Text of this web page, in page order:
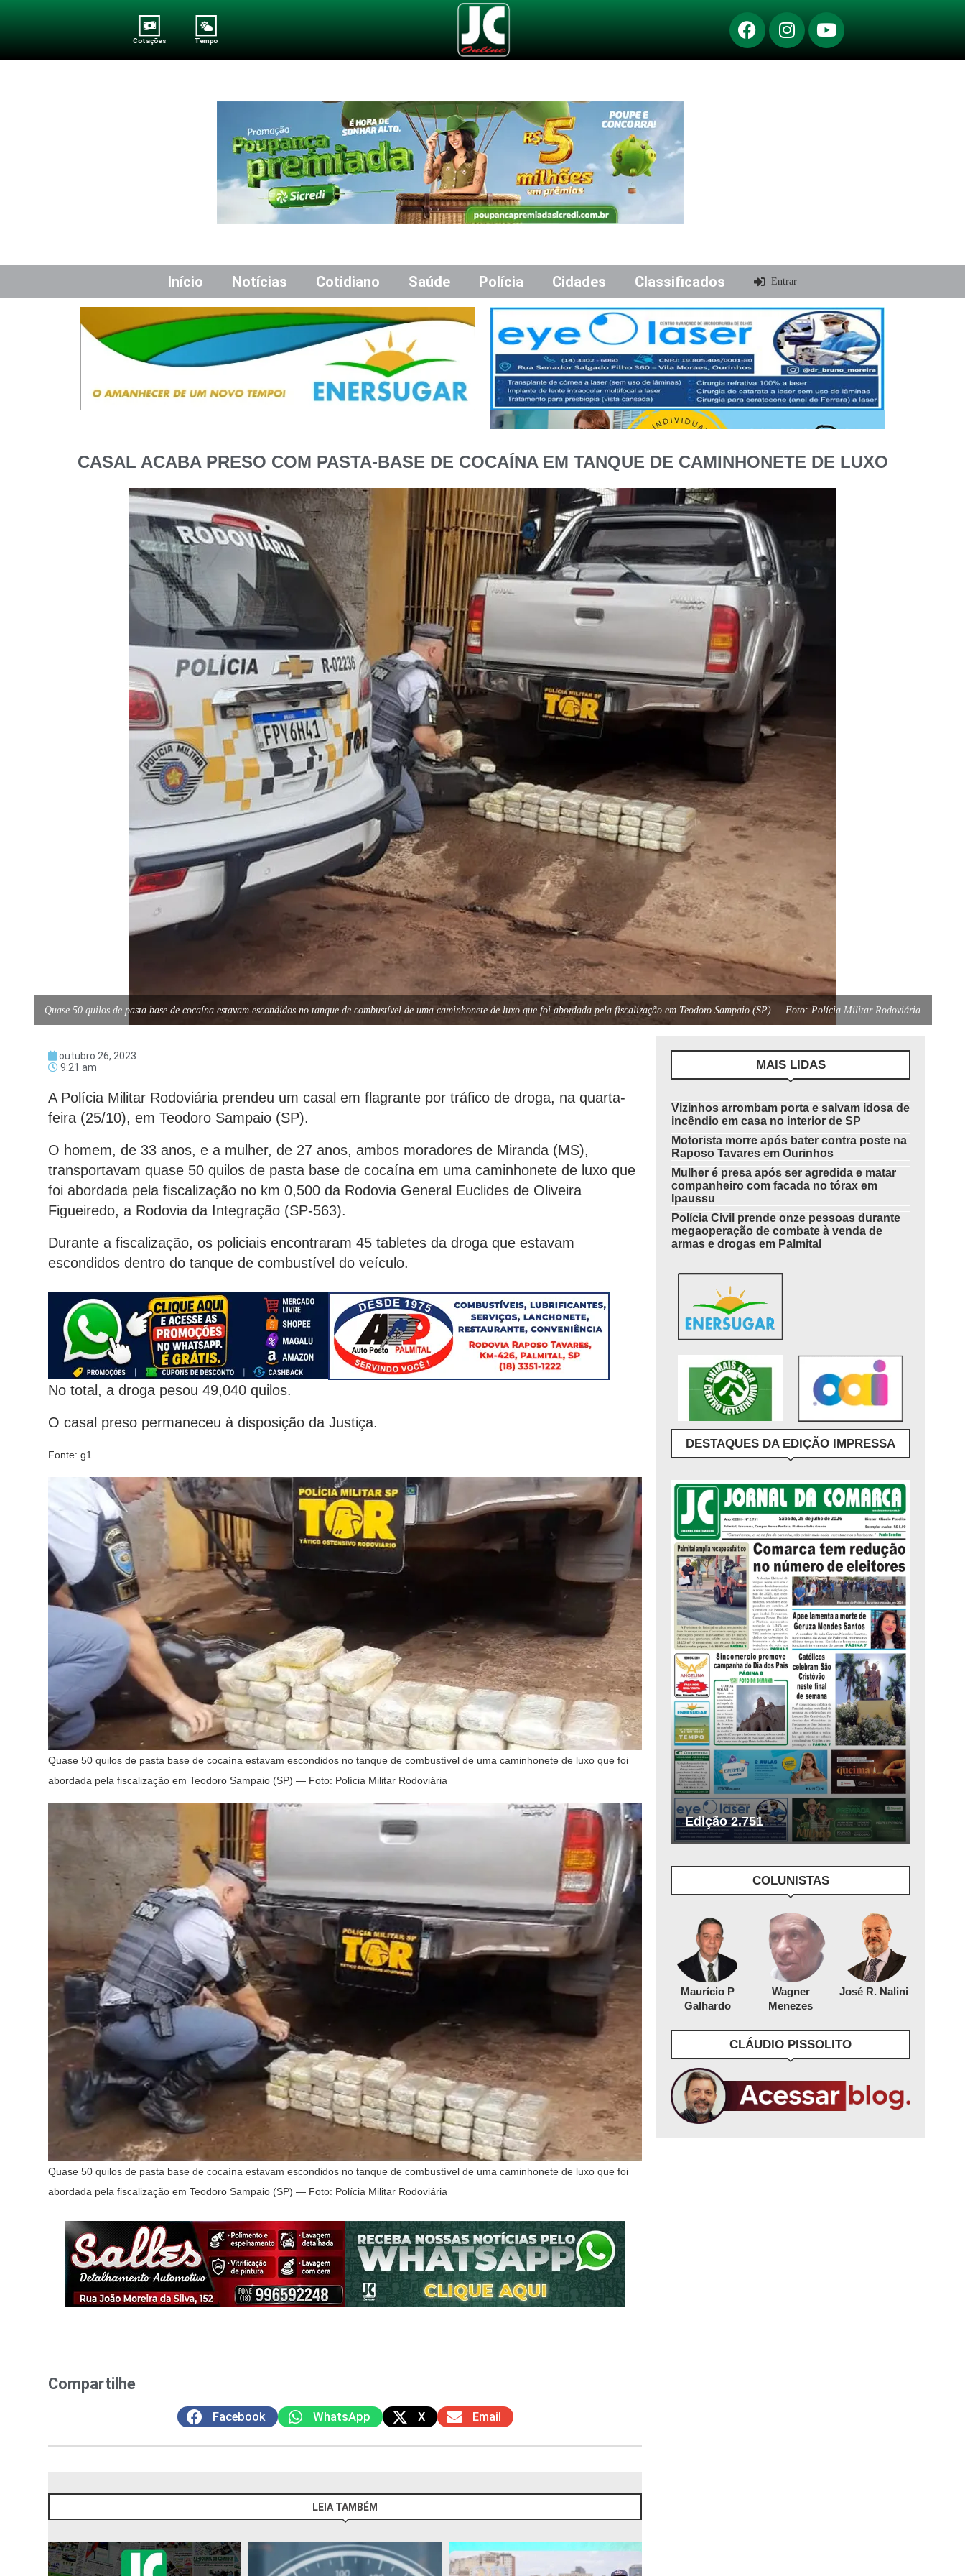
Cotações Tempo
Início Notícias Cotidiano Saúde Polícia Cidades Classificados Entrar
CASAL ACABA PRESO COM PASTA-BASE DE COCAÍNA EM TANQUE DE CAMINHONETE DE LUXO
Quase 50 quilos de pasta base de cocaína estavam escondidos no tanque de combustível de uma caminhonete de luxo que foi abordada pela fiscalização em Teodoro Sampaio (SP) — Foto: Polícia Militar Rodoviária
outubro 26, 2023
9:21 am
A Polícia Militar Rodoviária prendeu um casal em flagrante por tráfico de droga, na quarta-
feira (25/10), em Teodoro Sampaio (SP).
O homem, de 33 anos, e a mulher, de 27 anos, ambos moradores de Miranda (MS),
transportavam quase 50 quilos de pasta base de cocaína em uma caminhonete de luxo que
foi abordada pela fiscalização no km 0,500 da Rodovia General Euclides de Oliveira
Figueiredo, a Rodovia da Integração (SP-563).
Durante a fiscalização, os policiais encontraram 45 tabletes da droga que estavam
escondidos dentro do tanque de combustível do veículo.
No total, a droga pesou 49,040 quilos.
O casal preso permaneceu à disposição da Justiça.
Fonte: g1
Quase 50 quilos de pasta base de cocaína estavam escondidos no tanque de combustível de uma caminhonete de luxo que foi
abordada pela fiscalização em Teodoro Sampaio (SP) — Foto: Polícia Militar Rodoviária
Quase 50 quilos de pasta base de cocaína estavam escondidos no tanque de combustível de uma caminhonete de luxo que foi
abordada pela fiscalização em Teodoro Sampaio (SP) — Foto: Polícia Militar Rodoviária
Compartilhe
Facebook WhatsApp X Email
LEIA TAMBÉM
MAIS LIDAS
Vizinhos arrombam porta e salvam idosa de
incêndio em casa no interior de SP
Motorista morre após bater contra poste na
Raposo Tavares em Ourinhos
Mulher é presa após ser agredida e matar
companheiro com facada no tórax em
Ipaussu
Polícia Civil prende onze pessoas durante
megaoperação de combate à venda de
armas e drogas em Palmital
DESTAQUES DA EDIÇÃO IMPRESSA
Edição 2.751
COLUNISTAS
Maurício P
Galhardo
Wagner
Menezes
José R. Nalini
CLÁUDIO PISSOLITO